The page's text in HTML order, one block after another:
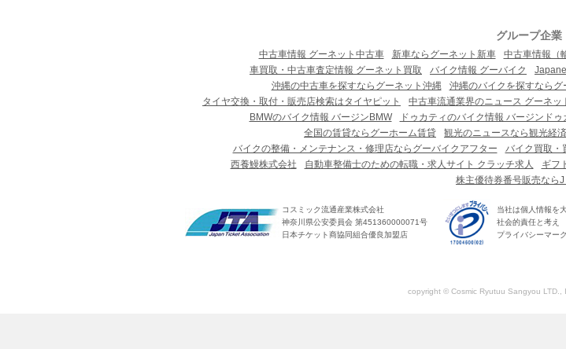
グループ企業
中古車情報 グーネット中古車 新車ならグーネット新車 中古車情報（
車買取・中古車査定情報 グーネット買取
バイク情報 グーバイク
沖縄の中古車を探すならグーネット沖縄
沖縄のバイクを探すならグ
タイヤ交換・取付・販売店検索はタイヤピット
中古車流通業界のニュース グーネッ
BMWのバイク情報 バージンBMW
ドゥカティのバイク情報 バージンドゥ
全国の賃貸ならグーホーム賃貸
観光のニュースなら観光経
バイクの整備・メンテナンス・修理店ならグーバイクアフター
バイク買取・
西養鰻株式会社
自動車整備士のための転職・求人サイト クラッチ求人 ギフ
株主優待券番号販売なら
コスミック流通産業株式会社
神奈川県公安委員会 第451360000071号
日本チケット商協同組合優良加盟店
当社は個人情報を
社会的責任と考え
プライバシーマー
copyright © Cosmic Ryutuu Sangyou LTD.,